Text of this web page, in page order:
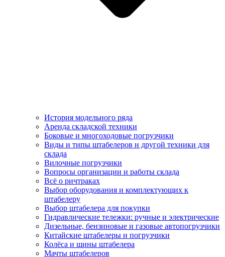
История модельного ряда
Аренда складской техники
Боковые и многоходовые погрузчики
Виды и типы штабелеров и другой техники для
склада
Вилочные погрузчики
Вопросы организации и работы склада
Всё о ричтраках
Выбор оборудования и комплектующих к
штабелеру
Выбор штабелера для покупки
Гидравлические тележки: ручные и электрические
Дизельные, бензиновые и газовые автопогрузчики
Китайские штабелеры и погрузчики
Колёса и шины штабелера
Мачты штабелеров